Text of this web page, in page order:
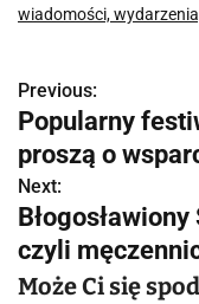
wiadomości,
N
a
w
i
g
Previous:
Popularny
proszą o
Next:
czyli
Może Ci się